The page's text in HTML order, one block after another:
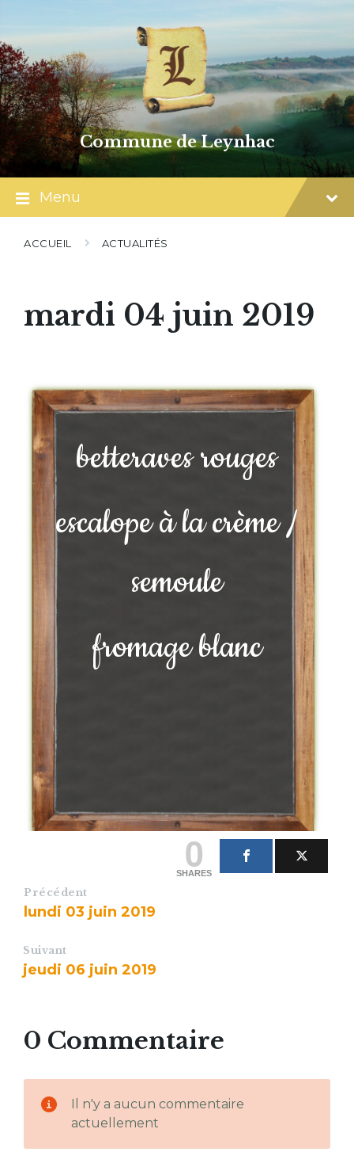
content
main
navigation
footer
Commune de Leynhac
Menu
ACCUEIL ACTUALITÉS
mardi 04 juin 2019
betteraves rouges
escalope à la crème /
semoule
fromage blanc
0
SHARES
Précédent
lundi 03 juin 2019
Suivant
jeudi 06 juin 2019
0 Commentaire
Il n'y a aucun commentaire
actuellement